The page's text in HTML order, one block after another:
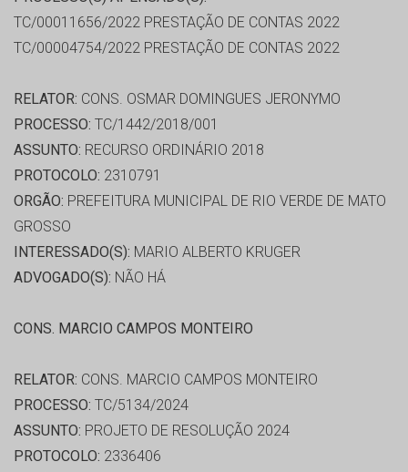
TC/00011656/2022 PRESTAÇÃO DE CONTAS 2022
TC/00004754/2022 PRESTAÇÃO DE CONTAS 2022
RELATOR: CONS. OSMAR DOMINGUES JERONYMO
PROCESSO: TC/1442/2018/001
ASSUNTO: RECURSO ORDINÁRIO 2018
PROTOCOLO: 2310791
ORGÃO: PREFEITURA MUNICIPAL DE RIO VERDE DE MATO
GROSSO
INTERESSADO(S): MARIO ALBERTO KRUGER
ADVOGADO(S): NÃO HÁ
CONS. MARCIO CAMPOS MONTEIRO
RELATOR: CONS. MARCIO CAMPOS MONTEIRO
PROCESSO: TC/5134/2024
ASSUNTO: PROJETO DE RESOLUÇÃO 2024
PROTOCOLO: 2336406